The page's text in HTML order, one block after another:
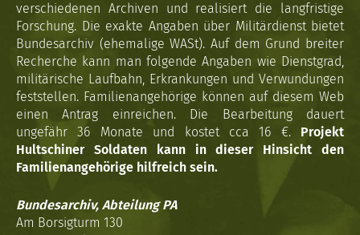
verschiedenen Archiven und realisiert die langfristige
Forschung. Die exakte Angaben über Militärdienst bietet
Bundesarchiv (ehemalige WASt). Auf dem Grund breiter
Recherche kann man folgende Angaben wie Dienstgrad,
militärische Laufbahn, Erkrankungen und Verwundungen
feststellen. Familienangehörige können auf diesem Web
einen Antrag einreichen. Die Bearbeitung dauert
ungefähr 36 Monate und kostet cca 16 €. Projekt
Hultschiner Soldaten kann in dieser Hinsicht den
Familienangehörige hilfreich sein.
Bundesarchiv, Abteilung PA
Am Borsigturm 130